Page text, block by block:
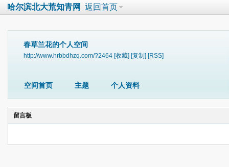
哈尔滨北大荒知青网 返回首页
春草兰花的个人空间
http://www.hrbbdhzq.com/?2464 [收藏] [复制] [RSS]
空间首页 主题 个人资料
留言板